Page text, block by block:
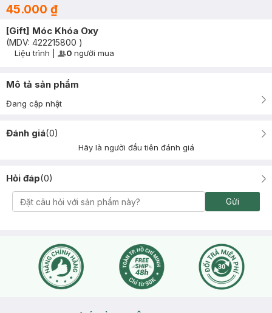
45.000 ₫
[Gift] Móc Khóa Oxy
(MDV: 422215800 )
Timer Gray Icon
Liệu trình User Product Icon
0 người mua
Mô tả sản phẩm
Đang cập nhật
Đánh giá(0)
Hãy là người đầu tiên đánh giá
Hỏi đáp(0)
Gửi